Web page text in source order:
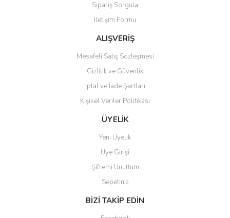
Sipariş Sorgula
İletişim Formu
ALIŞVERİŞ
Mesafeli Satış Sözleşmesi
Gizlilik ve Güvenlik
İptal ve İade Şartları
Kişisel Veriler Politikası
ÜYELİK
Yeni Üyelik
Üye Girişi
Şifremi Unuttum
Sepetiniz
BİZİ TAKİP EDİN